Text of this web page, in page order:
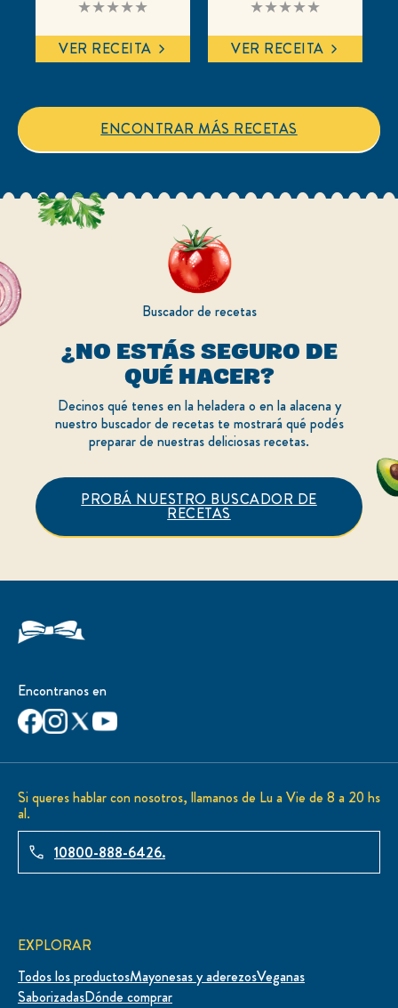
No
se
enviado
calificaciones
VER RECEITA
No
se
enviado
calificaciones
VER RECEITA
ENCONTRAR MÁS RECETAS
Buscador de recetas
¿NO ESTÁS SEGURO DE
QUÉ HACER?
Decinos qué tenes en la heladera o en la alacena y
nuestro buscador de recetas te mostrará qué podés
preparar de nuestras deliciosas recetas.
PROBÁ NUESTRO BUSCADOR DE
RECETAS
Encontranos en
Si queres hablar con nosotros, llamanos de Lu a Vie de 8 a 20 hs
al.
10800-888-6426.
EXPLORAR
Todos los productosMayonesas y aderezosVeganas
SaborizadasDónde comprar